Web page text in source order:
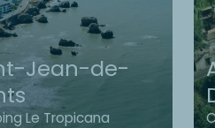
Jean-de-
Le Tropicana